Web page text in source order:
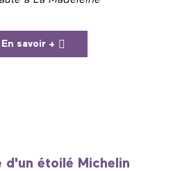
En savoir +
d'un étoilé Michelin